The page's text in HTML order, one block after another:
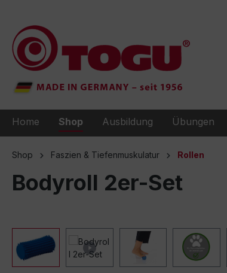
Home Shop Ausbildung Übungen
Shop Faszien & Tiefenmuskulatur Rollen
Bodyroll 2er-Set